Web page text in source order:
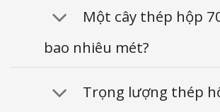
Một cây thép hộp
bao nhiêu mét?
Trọng lượng thép